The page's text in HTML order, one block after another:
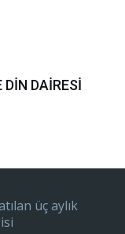
DAİRESİ
üç aylık